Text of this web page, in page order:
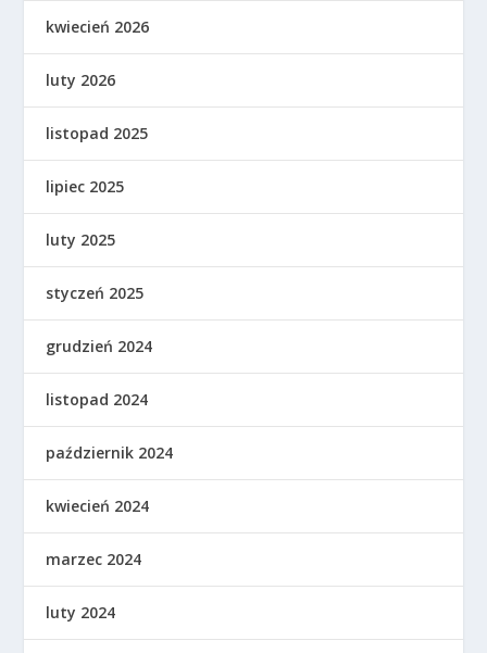
kwiecień 2026
luty 2026
listopad 2025
lipiec 2025
luty 2025
styczeń 2025
grudzień 2024
listopad 2024
październik 2024
kwiecień 2024
marzec 2024
luty 2024